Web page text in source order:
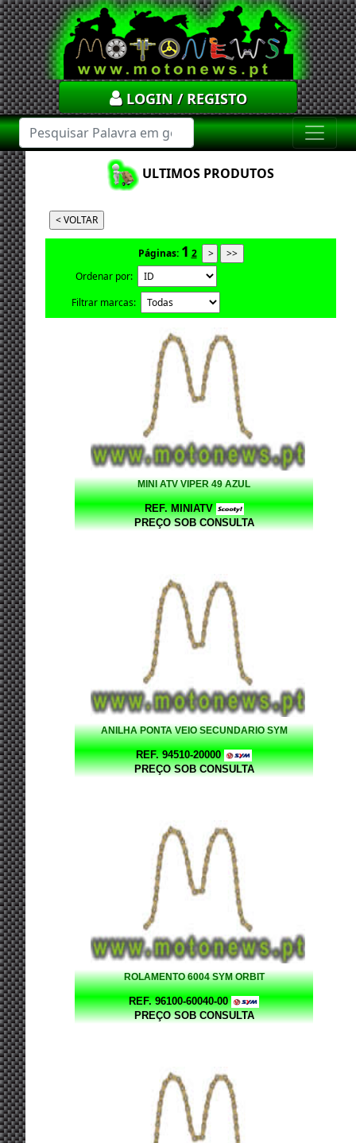
LOGIN / REGISTO
ULTIMOS PRODUTOS
Páginas: 1 2
Ordenar por:
Filtrar marcas:
MINI ATV VIPER 49 AZUL
REF. MINIATV
PREÇO SOB CONSULTA
ANILHA PONTA VEIO SECUNDARIO SYM
REF. 94510-20000
PREÇO SOB CONSULTA
ROLAMENTO 6004 SYM ORBIT
REF. 96100-60040-00
PREÇO SOB CONSULTA